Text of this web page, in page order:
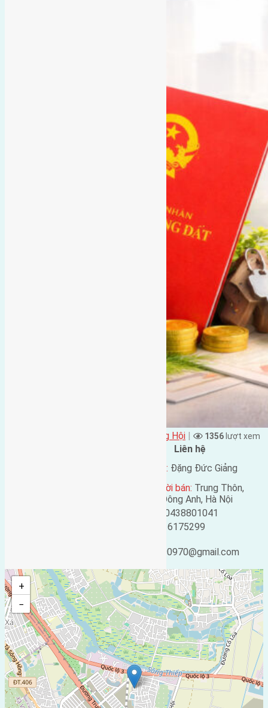
Xã Đông Hội | 1356 lượt xem
Liên hệ
Tên liên lạc: Đặng Đức Giảng
Địa chỉ người bán: Trung Thôn,
Đông Hội, Đông Anh, Hà Nội
0438801041
0916175299
ducgiang090970@gmail.com
+
−